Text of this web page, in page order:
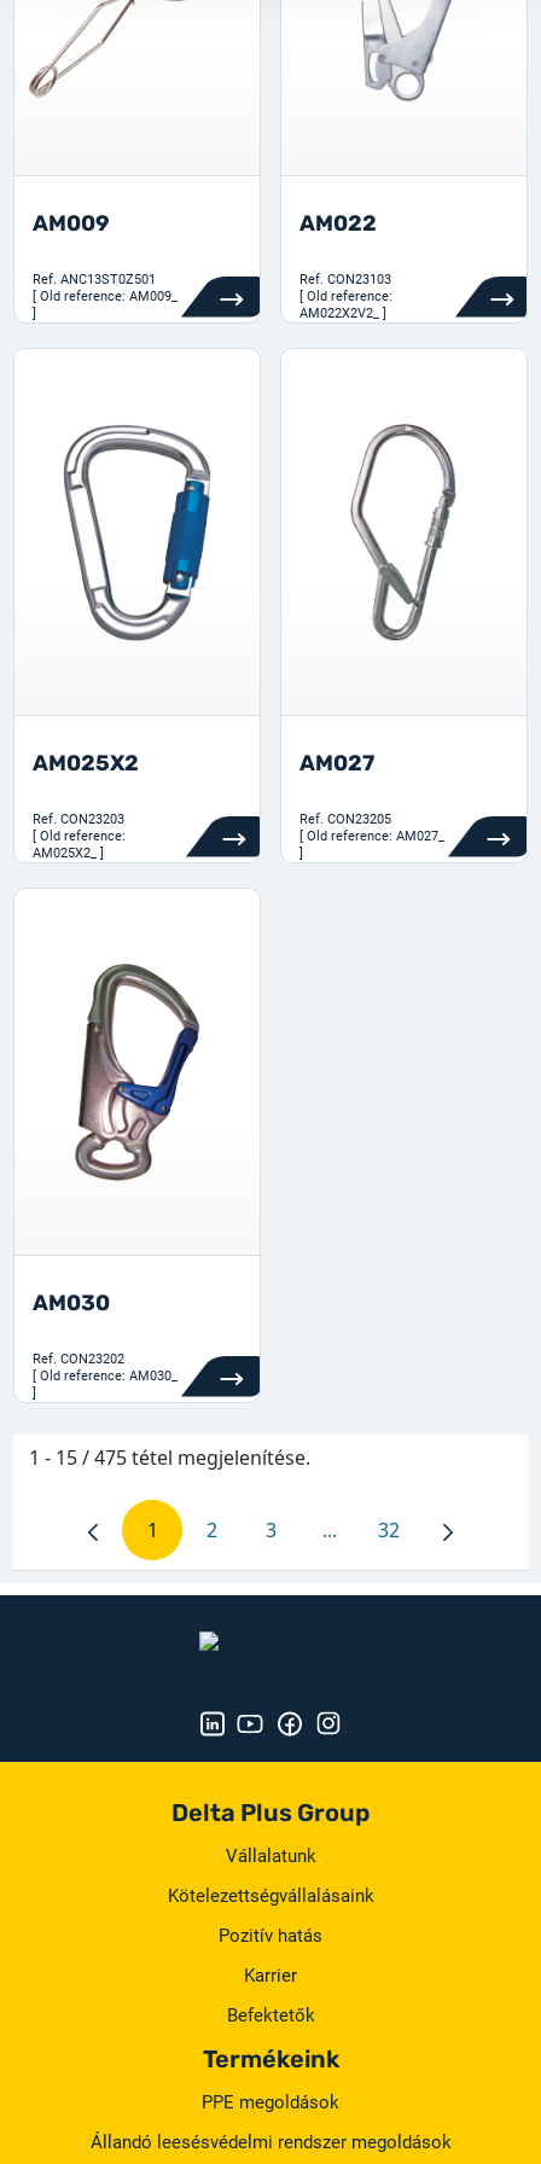
AM009
Ref. ANC13ST0Z501
[ Old reference: AM009_
]
AM022
Ref. CON23103
[ Old reference:
AM022X2V2_ ]
AM025X2
Ref. CON23203
[ Old reference:
AM025X2_ ]
AM027
Ref. CON23205
[ Old reference: AM027_
]
AM030
Ref. CON23202
[ Old reference: AM030_
]
1 - 15 / 475 tétel megjelenítése.
Oldal
1 Oldal
2 Oldal
3 ...Köztes oldalak
Oldal
32
Delta Plus Group
Vállalatunk
Kötelezettségvállalásaink
Pozitív hatás
Karrier
Befektetők
Termékeink
PPE megoldások
Állandó leesésvédelmi rendszer megoldások